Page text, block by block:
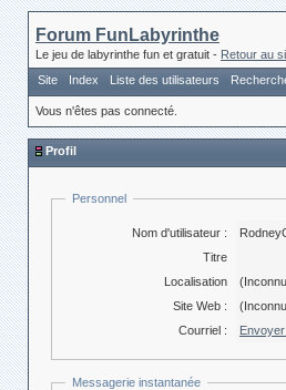
Forum FunLabyrinthe
Le jeu de labyrinthe fun et gratuit - Retour au
Site
Index Liste des utilisateurs
Vous n'êtes pas connecté.
Profil
Personnel
Nom d'utilisateur :
Titre
Localisation
Site Web :
Courriel :
Messagerie instantanée